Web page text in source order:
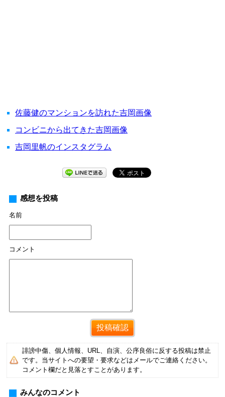
佐藤健のマンションを訪れた吉岡画像
コンビニから出てきた吉岡画像
吉岡里帆のインスタグラム
感想を投稿
名前
コメント
誹謗中傷、個人情報、URL、自演、公序良俗に反する投稿は禁止
です。当サイトへの要望・要求などはメールでご連絡ください。
コメント欄だと見落とすことがあります。
みんなのコメント